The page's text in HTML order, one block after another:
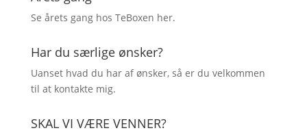
Se årets gang hos TeBoxen her.
Har du særlige ønsker?
Uanset hvad du har af ønsker, så er du velkommen
til at kontakte mig.
SKAL VI VÆRE VENNER?